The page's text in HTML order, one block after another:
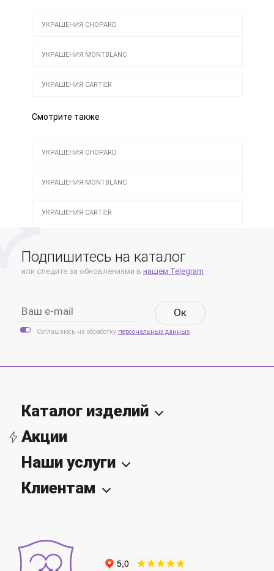
УКРАШЕНИЯ CHOPARD
УКРАШЕНИЯ MONTBLANC
УКРАШЕНИЯ CARTIER
Смотрите также
УКРАШЕНИЯ CHOPARD
УКРАШЕНИЯ MONTBLANC
УКРАШЕНИЯ CARTIER
Подпишитесь на каталог
или следите за обновлениями в нашем Telegram
Oк
Соглашаюсь на обработку персональных данных
Каталог изделий
Акции
Наши услуги
Клиентам